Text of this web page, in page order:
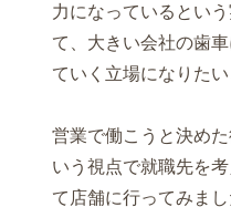
力になっているとい
て、大きい会社の歯
ていく立場になりた
営業で働こうと決め
いう視点で就職先を
て店舗に行ってみまし